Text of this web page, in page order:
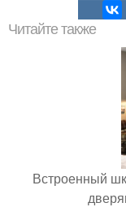
Читайте также
Встроенный